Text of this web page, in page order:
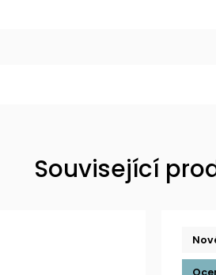
Související